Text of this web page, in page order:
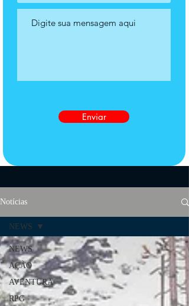
Enviar
Notícias
NEWS
AÇÃO
AVENTURA
RPG
NEWS